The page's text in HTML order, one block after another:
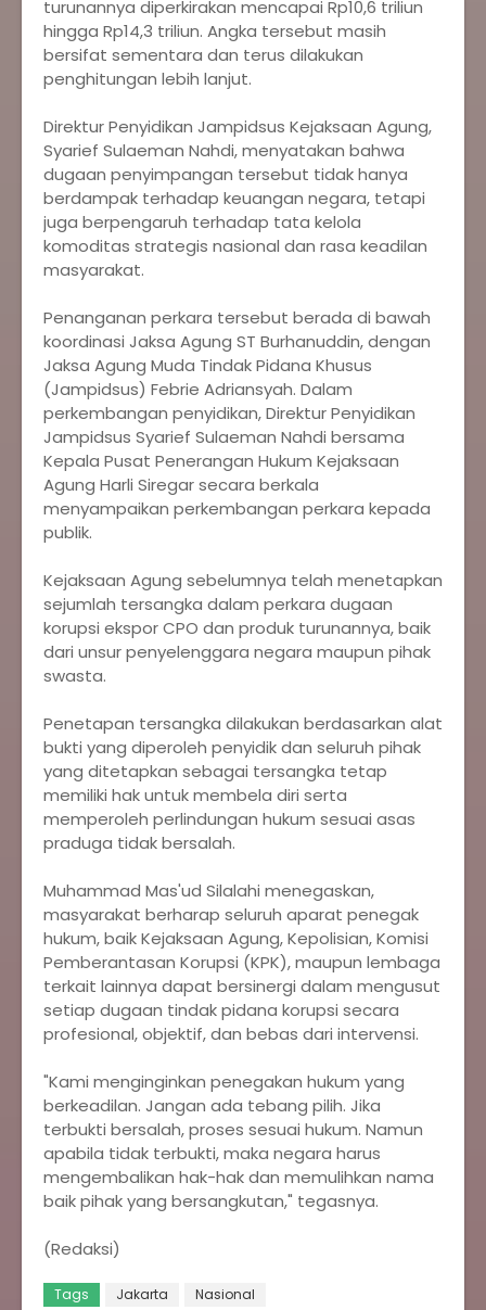
turunannya diperkirakan mencapai Rp10,6 triliun
hingga Rp14,3 triliun. Angka tersebut masih
bersifat sementara dan terus dilakukan
penghitungan lebih lanjut.
‎Direktur Penyidikan Jampidsus Kejaksaan Agung,
Syarief Sulaeman Nahdi, menyatakan bahwa
dugaan penyimpangan tersebut tidak hanya
berdampak terhadap keuangan negara, tetapi
juga berpengaruh terhadap tata kelola
komoditas strategis nasional dan rasa keadilan
masyarakat.
‎Penanganan perkara tersebut berada di bawah
koordinasi Jaksa Agung ST Burhanuddin, dengan
Jaksa Agung Muda Tindak Pidana Khusus
(Jampidsus) Febrie Adriansyah. Dalam
perkembangan penyidikan, Direktur Penyidikan
Jampidsus Syarief Sulaeman Nahdi bersama
Kepala Pusat Penerangan Hukum Kejaksaan
Agung Harli Siregar secara berkala
menyampaikan perkembangan perkara kepada
publik.
‎Kejaksaan Agung sebelumnya telah menetapkan
sejumlah tersangka dalam perkara dugaan
korupsi ekspor CPO dan produk turunannya, baik
dari unsur penyelenggara negara maupun pihak
swasta.
‎Penetapan tersangka dilakukan berdasarkan alat
bukti yang diperoleh penyidik dan seluruh pihak
yang ditetapkan sebagai tersangka tetap
memiliki hak untuk membela diri serta
memperoleh perlindungan hukum sesuai asas
praduga tidak bersalah.
‎Muhammad Mas'ud Silalahi menegaskan,
masyarakat berharap seluruh aparat penegak
hukum, baik Kejaksaan Agung, Kepolisian, Komisi
Pemberantasan Korupsi (KPK), maupun lembaga
terkait lainnya dapat bersinergi dalam mengusut
setiap dugaan tindak pidana korupsi secara
profesional, objektif, dan bebas dari intervensi.
‎"Kami menginginkan penegakan hukum yang
berkeadilan. Jangan ada tebang pilih. Jika
terbukti bersalah, proses sesuai hukum. Namun
apabila tidak terbukti, maka negara harus
mengembalikan hak-hak dan memulihkan nama
baik pihak yang bersangkutan," tegasnya.
‎(Redaksi)
Tags Jakarta Nasional